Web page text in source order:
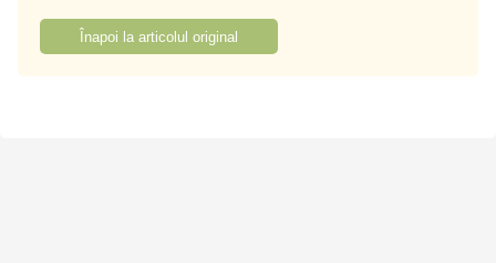
Înapoi la articolul original